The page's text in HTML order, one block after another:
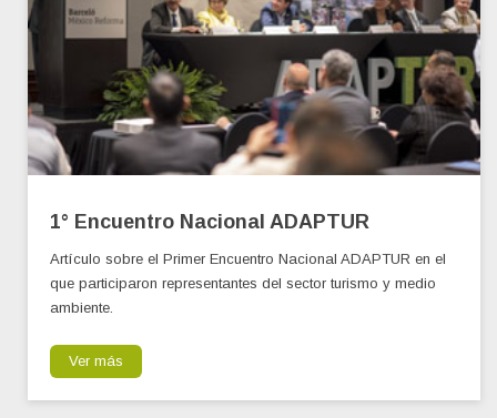
1° Encuentro Nacional ADAPTUR
Artículo sobre el Primer Encuentro Nacional ADAPTUR en el
que participaron representantes del sector turismo y medio
ambiente.
Ver más